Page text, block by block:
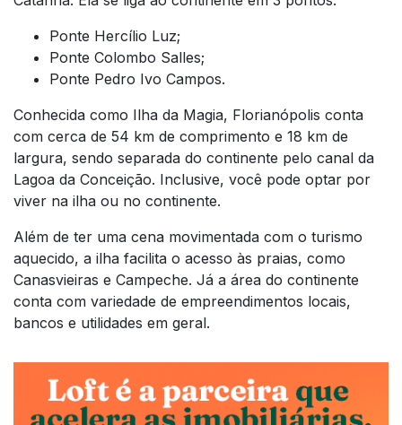
Ponte Hercílio Luz;
Ponte Colombo Salles;
Ponte Pedro Ivo Campos.
Conhecida como Ilha da Magia, Florianópolis conta
com cerca de 54 km de comprimento e 18 km de
largura, sendo separada do continente pelo canal da
Lagoa da Conceição. Inclusive, você pode optar por
viver na ilha ou no continente.
Além de ter uma cena movimentada com o turismo
aquecido, a ilha facilita o acesso às praias, como
Canasvieiras e Campeche. Já a área do continente
conta com variedade de empreendimentos locais,
bancos e utilidades em geral.